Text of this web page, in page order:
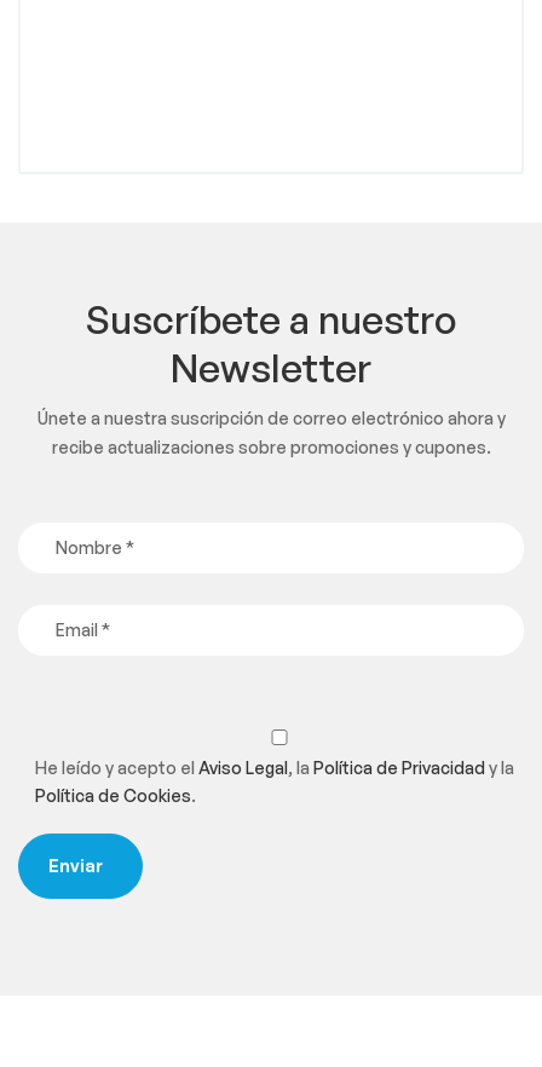
Suscríbete a nuestro
Newsletter
Únete a nuestra suscripción de correo electrónico ahora y
recibe actualizaciones sobre promociones y cupones.
He leído y acepto el Aviso Legal, la Política de Privacidady la
Política de Cookies.